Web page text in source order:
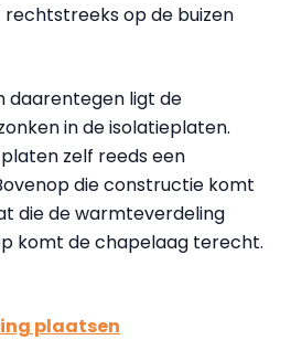
op de buizen
daarentegen ligt de
in de isolatieplaten.
zelf reeds een
die constructie komt
die de warmteverdeling
komt de chapelaag terecht.
plaatsen